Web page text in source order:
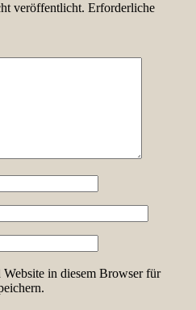
veröffentlicht. Erforderliche
in diesem Browser für